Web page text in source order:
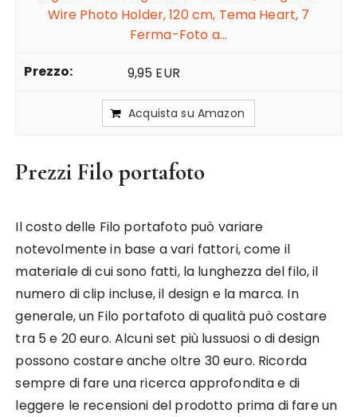
Wire Photo Holder, 120 cm, Tema Heart, 7
Ferma-Foto a...
9,95 EUR
Acquista su Amazon
Prezzi Filo portafoto
Il costo delle Filo portafoto può variare
notevolmente in base a vari fattori, come il
materiale di cui sono fatti, la lunghezza del filo, il
numero di clip incluse, il design e la marca. In
generale, un Filo portafoto di qualità può costare
tra 5 e 20 euro. Alcuni set più lussuosi o di design
possono costare anche oltre 30 euro. Ricorda
sempre di fare una ricerca approfondita e di
leggere le recensioni del prodotto prima di fare un